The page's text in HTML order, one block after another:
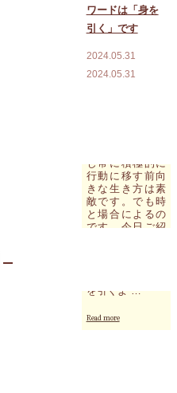
ワードは「身を
引く」です
2024.05.31
2024.05.31
じ常に積極的に
行動に移す前向
きな生き方は素
敵です。でも時
と場合によるの
です。今日ご紹
を引くよ …
Read more